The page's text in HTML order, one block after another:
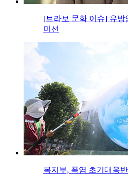
[브라보 문화 이슈] 유
미선
복지부, 폭염 초기대응